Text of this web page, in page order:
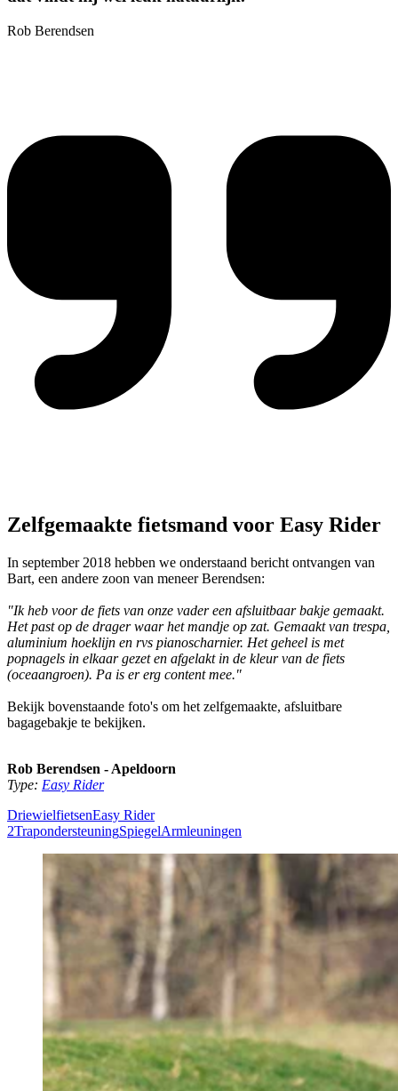
Rob Berendsen
Zelfgemaakte fietsmand voor Easy Rider
In september 2018 hebben we onderstaand bericht ontvangen van
Bart, een andere zoon van meneer Berendsen:
"Ik heb voor de fiets van onze vader een afsluitbaar bakje gemaakt.
Het past op de drager waar het mandje op zat. Gemaakt van trespa,
aluminium hoeklijn en rvs pianoscharnier. Het geheel is met
popnagels in elkaar gezet en afgelakt in de kleur van de fiets
(oceaangroen). Pa is er erg content mee."
Bekijk bovenstaande foto's om het zelfgemaakte, afsluitbare
bagagebakje te bekijken.
Rob Berendsen - Apeldoorn
Type: Easy Rider
DriewielfietsenEasy Rider
2TrapondersteuningSpiegelArmleuningen